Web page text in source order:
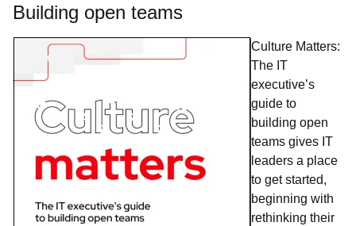
Building open teams
Culture Matters:
The IT
executive’s
guide to
building open
teams gives IT
leaders a place
to get started,
beginning with
rethinking their